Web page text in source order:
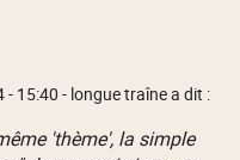
- 15:40 - longue traîne a dit :
'thème', la simple